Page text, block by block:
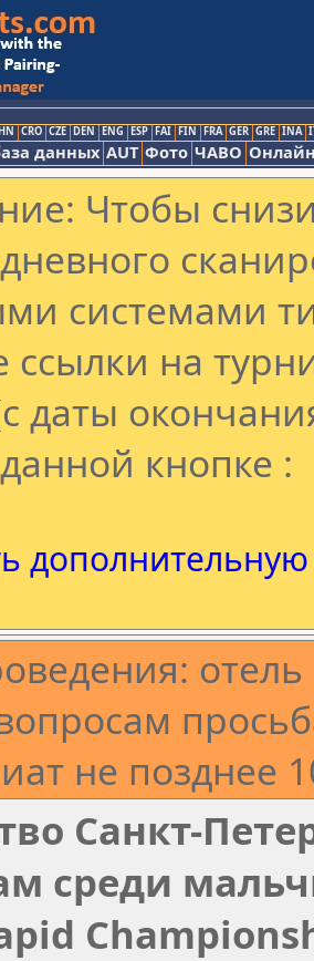
CRO CZE DEN ENG ESP FAI FIN FRA GER GRE INA
данных AUT Фото ЧАВО
Чтобы
системами
ссылки на
даты
кнопке :
не позднее
Санкт-
среди